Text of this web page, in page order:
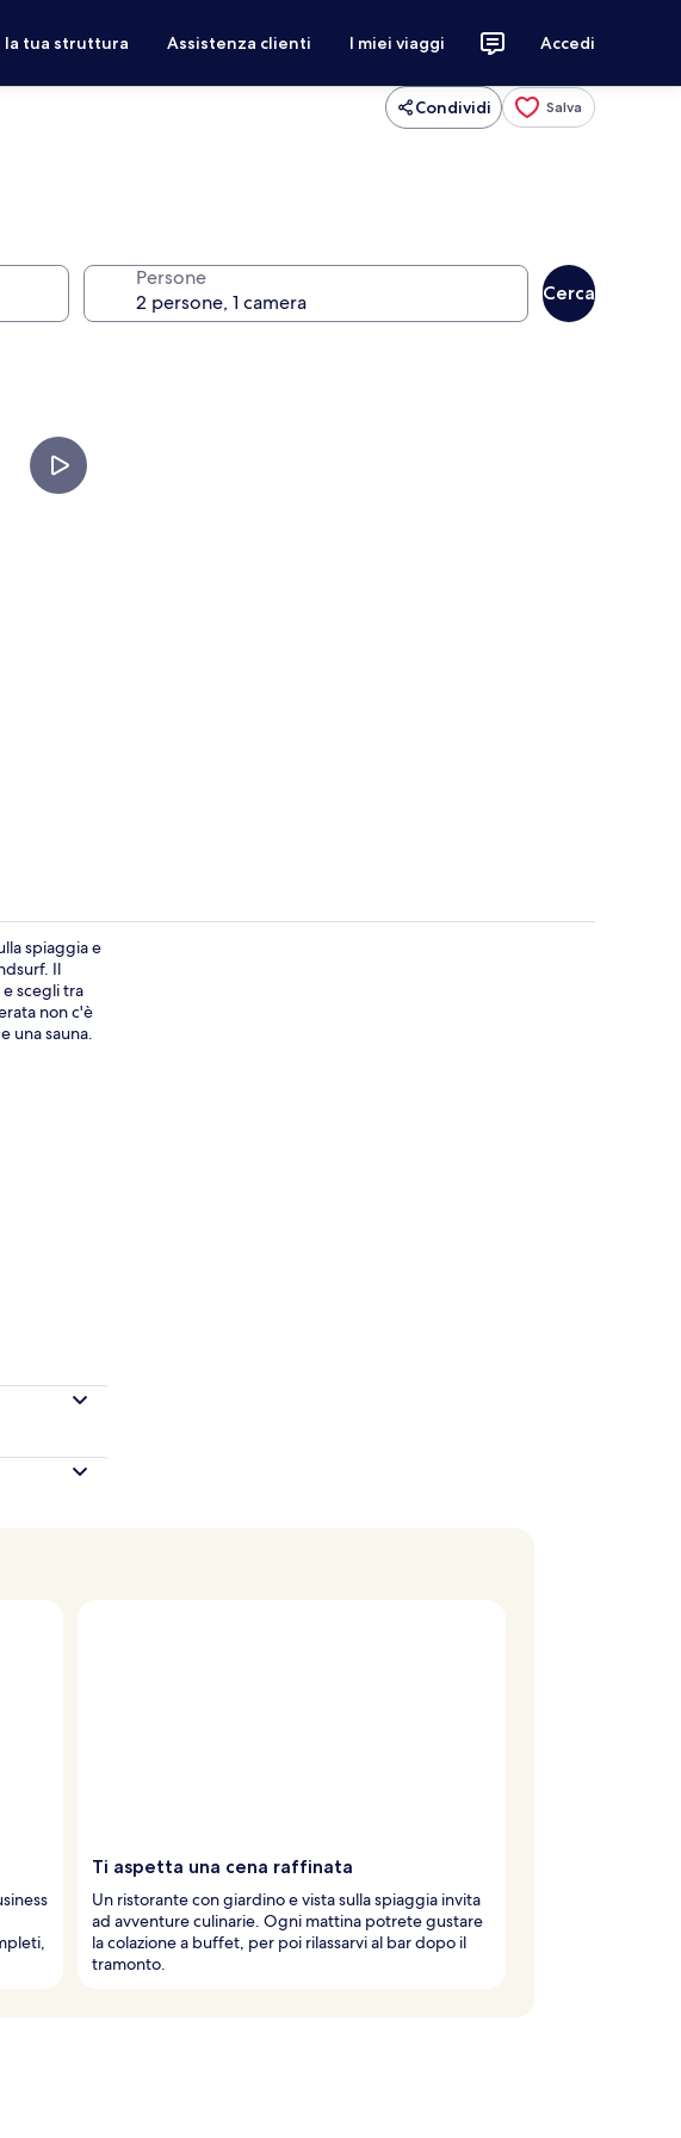
la tua struttura Assistenza clienti I miei viaggi Accedi
Condividi Salva
Persone
Cerca
Vista aerea
spiaggia e
Il
scegli tra
non c'è
una sauna.
Ti aspetta una cena raffinata
Un ristorante con giardino e vista sulla spiaggia invita
ad avventure culinarie. Ogni mattina potrete gustare
la colazione a buffet, per poi rilassarvi al bar dopo il
tramonto.